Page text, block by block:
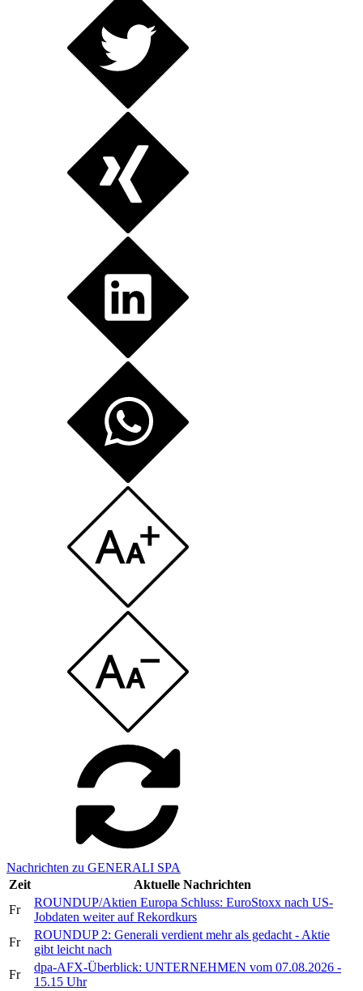
Nachrichten zu GENERALI SPA
Zeit
Aktuelle Nachrichten
Fr
ROUNDUP/Aktien Europa Schluss: EuroStoxx nach US-
Jobdaten weiter auf Rekordkurs
Fr
ROUNDUP 2: Generali verdient mehr als gedacht - Aktie
gibt leicht nach
Fr
dpa-AFX-Überblick: UNTERNEHMEN vom 07.08.2026 -
15.15 Uhr